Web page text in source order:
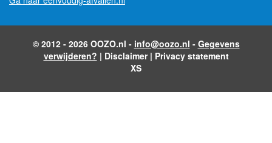
© 2012 - 2026 OOZO.nl - info@oozo.nl - Gegevens
verwijderen? | Disclaimer| Privacy statement
XS